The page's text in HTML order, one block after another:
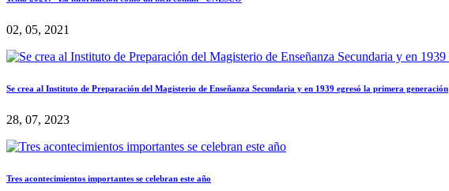
02, 05, 2021
Se crea al Instituto de Preparación del Magisterio de Enseñanza Secundaria y en 1939 egresó la primera generación
28, 07, 2023
Tres acontecimientos importantes se celebran este año